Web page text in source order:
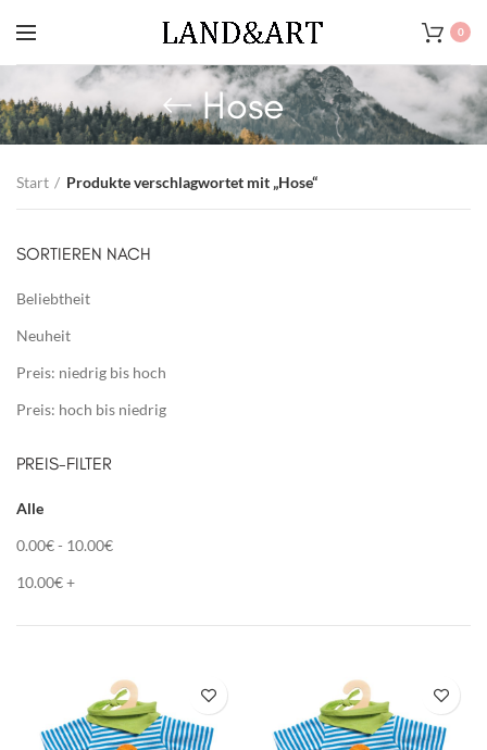
0
Hose
Start Produkte verschlagwortet mit „Hose“
SORTIEREN NACH
Beliebtheit
Neuheit
Preis: niedrig bis hoch
Preis: hoch bis niedrig
PREIS-FILTER
Alle
0.00€- 10.00€
10.00€+